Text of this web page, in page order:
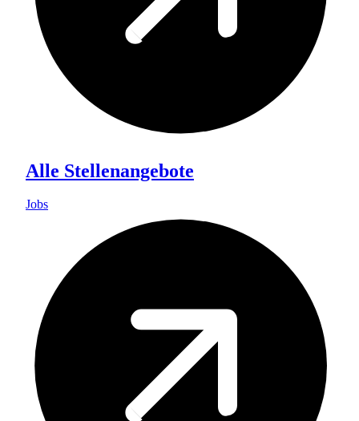
Alle Stellenangebote
Jobs